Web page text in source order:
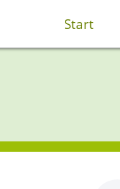
Start